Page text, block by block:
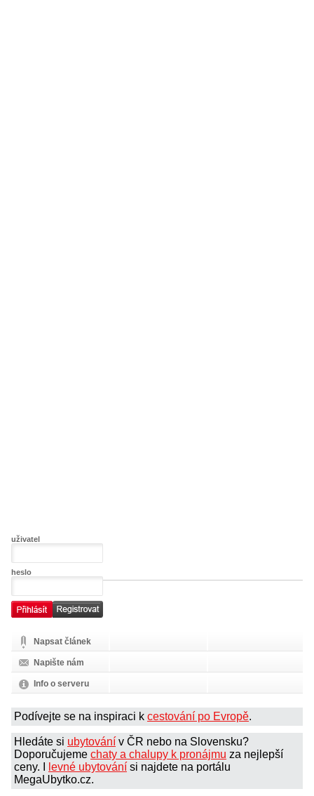
uživatel
heslo
Napsat článek
Napište nám
Info o serveru
Podívejte se na inspiraci k cestování po Evropě.
Hledáte si ubytování v ČR nebo na Slovensku?
Doporučujeme chaty a chalupy k pronájmu za nejlepší
ceny. I
levné ubytování si najdete na portálu
MegaUbytko.cz.